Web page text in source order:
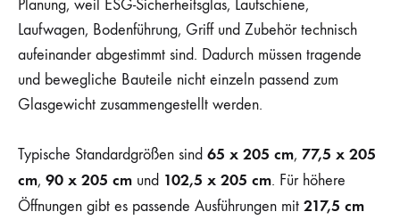
Planung, weil ESG-Sicherheitsglas, Laufschiene,
Laufwagen, Bodenführung, Griff und Zubehör technisch
aufeinander abgestimmt sind. Dadurch müssen tragende
und bewegliche Bauteile nicht einzeln passend zum
Glasgewicht zusammengestellt werden.
Typische Standardgrößen sind 65 x 205 cm, 77,5 x 205
cm, 90 x 205 cm und 102,5 x 205 cm. Für höhere
Öffnungen gibt es passende Ausführungen mit 217,5 cm